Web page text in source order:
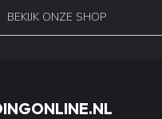
BEKIJK ONZE SHOP